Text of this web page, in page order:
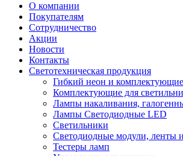
О компании
Покупателям
Сотрудничество
Акции
Новости
Контакты
Светотехническая продукция
Гибкий неон и комплектующие
Комплектующие для
Лампы накаливания,
Лампы Светодиодные LED
Светильники
Светодиодные модули, ленты
Тестеры ламп